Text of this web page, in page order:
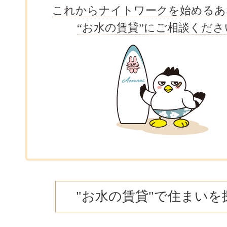
これからナイトワークを始める
“お水の賃貸”にご相談くだ
"お水の賃貸"で住まいを